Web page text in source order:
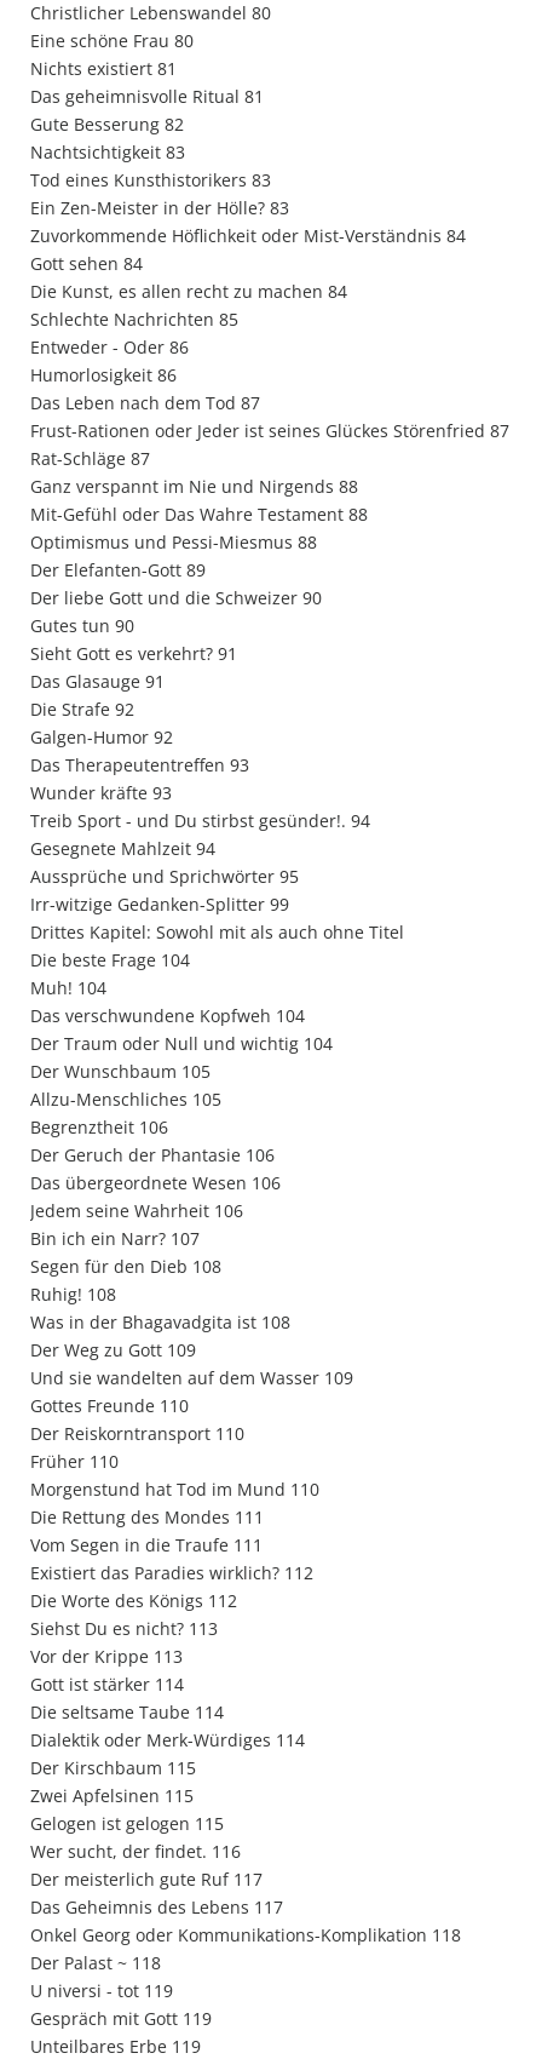
Christlicher Lebenswandel 80
Eine schöne Frau 80
Nichts existiert 81
Das geheimnisvolle Ritual 81
Gute Besserung 82
Nachtsichtigkeit 83
Tod eines Kunsthistorikers 83
Ein Zen-Meister in der Hölle? 83
Zuvorkommende Höflichkeit oder Mist-Verständnis 84
Gott sehen 84
Die Kunst, es allen recht zu machen 84
Schlechte Nachrichten 85
Entweder - Oder 86
Humorlosigkeit 86
Das Leben nach dem Tod 87
Frust-Rationen oder Jeder ist seines Glückes Störenfried 87
Rat-Schläge 87
Ganz verspannt im Nie und Nirgends 88
Mit-Gefühl oder Das Wahre Testament 88
Optimismus und Pessi-Miesmus 88
Der Elefanten-Gott 89
Der liebe Gott und die Schweizer 90
Gutes tun 90
Sieht Gott es verkehrt? 91
Das Glasauge 91
Die Strafe 92
Galgen-Humor 92
Das Therapeutentreffen 93
Wunder kräfte 93
Treib Sport - und Du stirbst gesünder!. 94
Gesegnete Mahlzeit 94
Aussprüche und Sprichwörter 95
Irr-witzige Gedanken-Splitter 99
Drittes Kapitel: Sowohl mit als auch ohne Titel
Die beste Frage 104
Muh! 104
Das verschwundene Kopfweh 104
Der Traum oder Null und wichtig 104
Der Wunschbaum 105
Allzu-Menschliches 105
Begrenztheit 106
Der Geruch der Phantasie 106
Das übergeordnete Wesen 106
Jedem seine Wahrheit 106
Bin ich ein Narr? 107
Segen für den Dieb 108
Ruhig! 108
Was in der Bhagavadgita ist 108
Der Weg zu Gott 109
Und sie wandelten auf dem Wasser 109
Gottes Freunde 110
Der Reiskorntransport 110
Früher 110
Morgenstund hat Tod im Mund 110
Die Rettung des Mondes 111
Vom Segen in die Traufe 111
Existiert das Paradies wirklich? 112
Die Worte des Königs 112
Siehst Du es nicht? 113
Vor der Krippe 113
Gott ist stärker 114
Die seltsame Taube 114
Dialektik oder Merk-Würdiges 114
Der Kirschbaum 115
Zwei Apfelsinen 115
Gelogen ist gelogen 115
Wer sucht, der findet. 116
Der meisterlich gute Ruf 117
Das Geheimnis des Lebens 117
Onkel Georg oder Kommunikations-Komplikation 118
Der Palast ~ 118
U niversi - tot 119
Gespräch mit Gott 119
Unteilbares Erbe 119